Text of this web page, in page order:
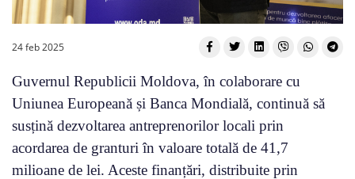
24 feb 2025
Guvernul Republicii Moldova, în colaborare cu
Uniunea Europeană și Banca Mondială, continuă să
susțină dezvoltarea antreprenorilor locali prin
acordarea de granturi în valoare totală de 41,7
milioane de lei. Aceste finanțări, distribuite prin